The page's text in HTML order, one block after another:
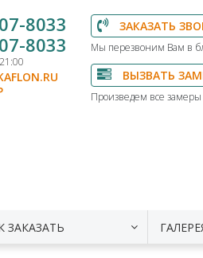
8033
8033
ЗАКАЗАТЬ
Мы перезвоним Вам в
ВЫЗВАТЬ
Произведем все замеры
ЗАКАЗАТЬ